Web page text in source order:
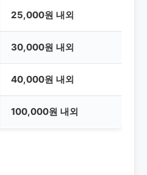
25,000원 내외
30,000원 내외
40,000원 내외
100,000원 내외